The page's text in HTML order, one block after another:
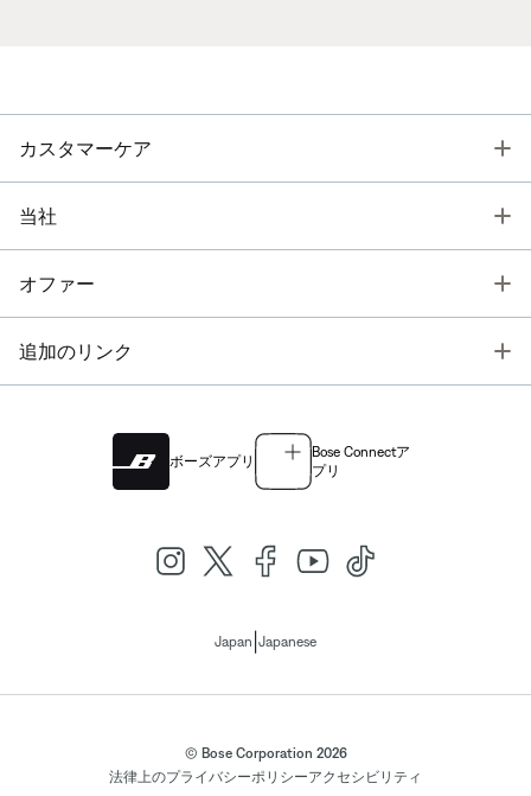
カスタマーケア
当社
オファー
追加のリンク
ボーズアプリ
Bose Connectア
プリ
Japan Japanese
© Bose Corporation 2026
法律上のプライバシーポリシーアクセシビリティ